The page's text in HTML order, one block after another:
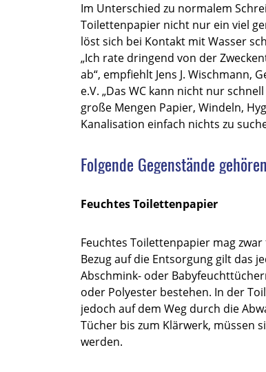
Im Unterschied zu normalem
Toilettenpapier nicht nur ein viel
löst sich bei Kontakt mit Wasser
„Ich rate dringend von der
ab“, empfiehlt Jens J.
e.V. „Das WC kann nicht nur
große Mengen Papier, Windeln,
Kanalisation einfach nichts zu
Folgende Gegenstände
Feuchtes Toilettenpapier
Feuchtes Toilettenpapier mag
Bezug auf die Entsorgung gilt das
Abschmink- oder
oder Polyester bestehen. In der
jedoch auf dem Weg durch die
Tücher bis zum Klärwerk, müssen
werden.